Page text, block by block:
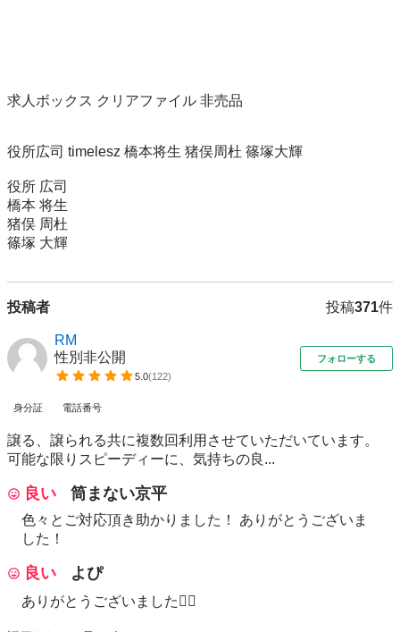
求人ボックス クリアファイル 非売品
役所広司 timelesz 橋本将生 猪俣周杜 篠塚大輝
役所 広司
橋本 将生
猪俣 周杜
篠塚 大輝
投稿者 投稿371件
RM
性別非公開
5.0(122)
フォローする
身分証 電話番号
譲る、譲られる共に複数回利用させていただいています。
可能な限りスピーディーに、気持ちの良...
良い 筒まない京平
色々とご対応頂き助かりました！ ありがとうございま
した！
良い よぴ
ありがとうございました🙂‍↕️